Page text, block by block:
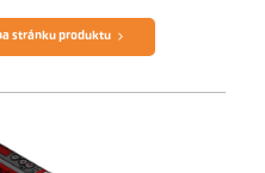
stránku produktu